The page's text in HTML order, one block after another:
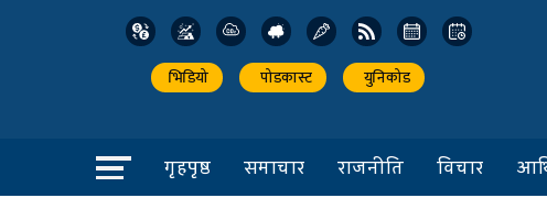
भिडियो पोडकास्ट युनिकोड
गृहपृष्ठ समाचार राजनीति विचार